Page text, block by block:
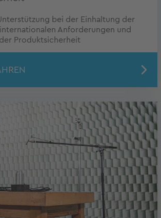
bei der Einhaltung der
Anforderungen und
Produktsicherheit